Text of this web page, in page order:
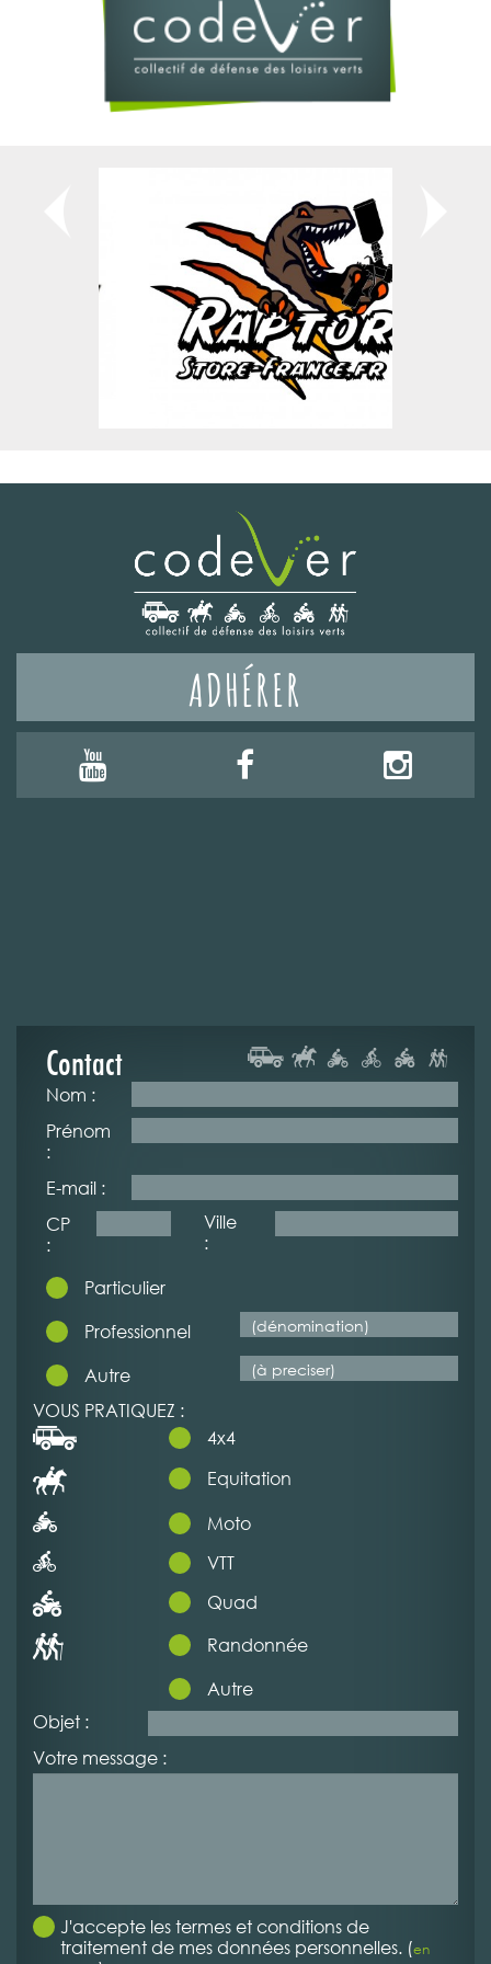
ADHÉRER
Contact
Nom :
Prénom
:
E-mail :
CP
:
Ville
:
Particulier
Professionnel
Autre
VOUS PRATIQUEZ :
4x4
Equitation
Moto
VTT
Quad
Randonnée
Autre
Objet :
Votre message :
J'accepte les termes et conditions de
traitement de mes données personnelles. (en